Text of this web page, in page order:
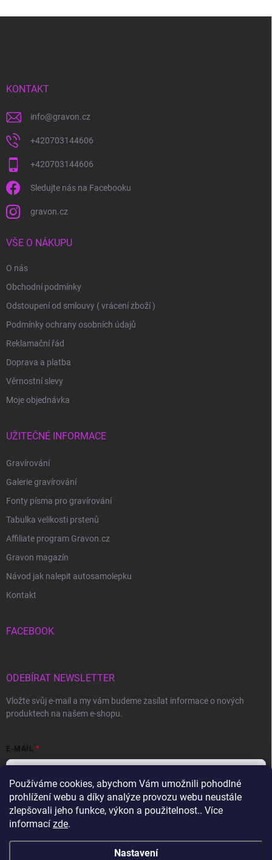
Používáme cookies, abychom Vám umožnili pohodlné
prohlížení webu a díky analýze provozu webu neustále
zlepšovali jeho funkce, výkon a použitelnost.. Více
informací zde.
Nastavení
KONTAKT
info@gravon.cz
+420703144606
+420703144606
Sledujte nás na Facebooku
gravon.cz
VŠE O NÁKUPU
O nás
Obchodní podmínky
Odstoupení od smlouvy ( vrácení zboží )
Podmínky ochrany osobních údajů
Reklamační řád
Doprava a platba
Věrnostní slevy
Moje objednávka
UŽITEČNÉ INFORMACE
Gravírování
Galerie gravírování
Fonty písma pro gravírování
Tabulka velikosti prstenů
Affiliate program Gravon.cz
Gravon magazín
Návod jak nalepit autosamolepku
Kontakt
FACEBOOK
ODEBÍRAT NEWSLETTER
Vložte svůj e-mail a my vám budeme zasílat informace o nových
produktech na našem e-shopu.
E-MAIL
Vložením e-mailu souhlasíte spodmínkami ochrany osobních údajů
Přihlásit se